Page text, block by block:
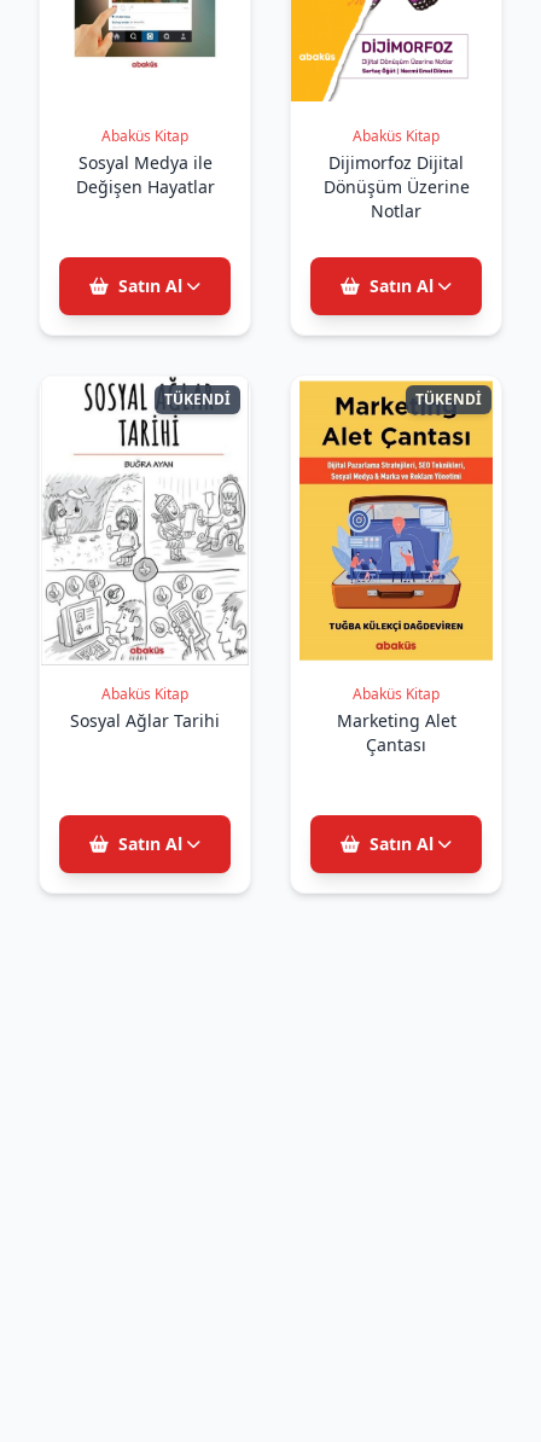
Abaküs Kitap
Sosyal Medya ile
Değişen Hayatlar
Satın Al
Abaküs Kitap
Dijimorfoz Dijital
Dönüşüm Üzerine
Notlar
Satın Al
TÜKENDİ
Abaküs Kitap
Sosyal Ağlar Tarihi
Satın Al
TÜKENDİ
Abaküs Kitap
Marketing Alet
Çantası
Satın Al